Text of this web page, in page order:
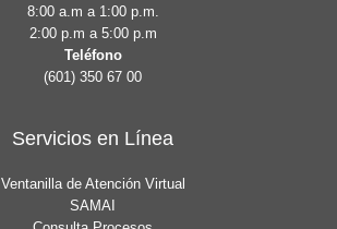
8:00 a.m a 1:00 p.m.
2:00 p.m a 5:00 p.m
Teléfono
(601) 350 67 00
Servicios en Línea
Ventanilla de Atención Virtual
SAMAI